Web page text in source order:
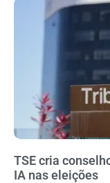
TSE cria
IA nas eleições